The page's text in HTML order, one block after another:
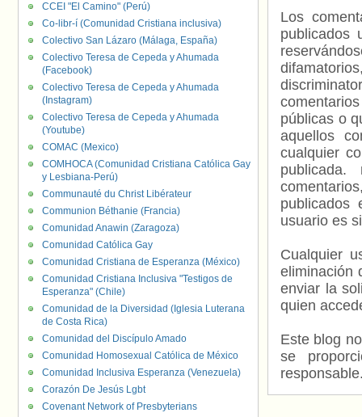
Los
publicados
públicas o
aquellos
cualquier
usuario es
Cualquier
eliminación
enviar la
quien
Este blog
se
CCEI "El Camino" (Perú)
Co-libr-í (Comunidad Cristiana inclusiva)
Colectivo San Lázaro (Málaga, España)
Colectivo Teresa de Cepeda y Ahumada
(Facebook)
Colectivo Teresa de Cepeda y Ahumada
(Instagram)
Colectivo Teresa de Cepeda y Ahumada
(Youtube)
COMAC (Mexico)
COMHOCA (Comunidad Cristiana Católica Gay
y Lesbiana-Perú)
Communauté du Christ Libérateur
Communion Béthanie (Francia)
Comunidad Anawin (Zaragoza)
Comunidad Católica Gay
Comunidad Cristiana de Esperanza (México)
Comunidad Cristiana Inclusiva "Testigos de
Esperanza" (Chile)
Comunidad de la Diversidad (Iglesia Luterana
de Costa Rica)
Comunidad del Discípulo Amado
Comunidad Homosexual Católica de México
Comunidad Inclusiva Esperanza (Venezuela)
Corazón De Jesús Lgbt
Covenant Network of Presbyterians